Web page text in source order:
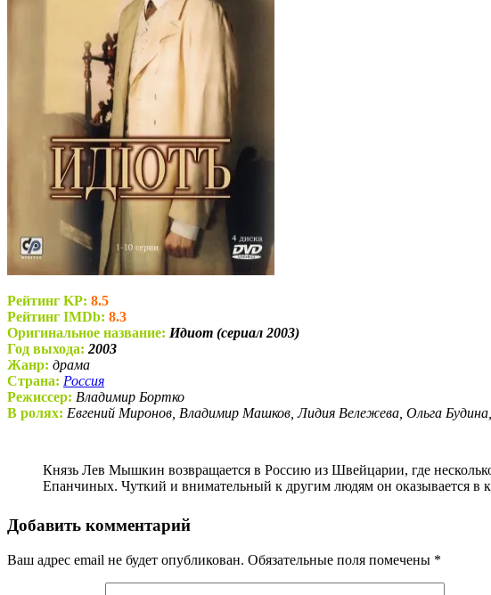
Рейтинг KP: 8.5
Рейтинг IMDb: 8.3
Оригинальное название: Идиот (сериал 2003)
Год выхода: 2003
Жанр: драма
Страна: Россия
Режиссер: Владимир Бортко
В ролях: Евгений Миронов, Владимир Машков, Лидия Вележева, Ольга
Князь Лев Мышкин возвращается в Россию из Швейцарии, где несколько лет лечился от душевного недуга. В Петербурге он попадает в дом своих дальних родственников – семьи
Епанчиных. Чуткий и внимательный к другим людям он оказывается в
Добавить комментарий
Ваш адрес email не будет опубликован. Обязательные поля помечены *